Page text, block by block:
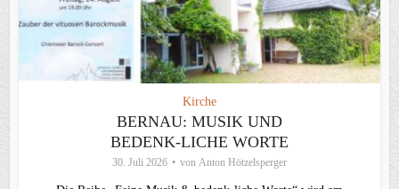
Kirche
BERNAU: MUSIK UND
BEDENK-LICHE WORTE
30. Juli 2026 von Anton Hötzelsperger